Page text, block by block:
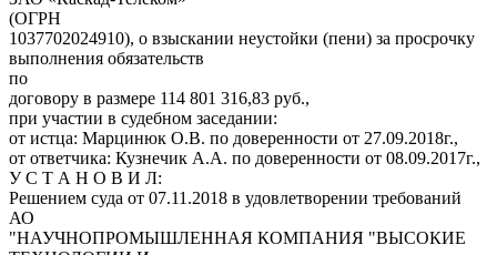
(ОГРН
1037702024910), о взыскании неустойки (пени) за просрочку
выполнения обязательств
по
договору в размере 114 801 316,83 руб.,
при участии в судебном заседании:
от истца: Марцинюк О.В. по доверенности от 27.09.2018г.,
от ответчика: Кузнечик А.А. по доверенности от 08.09.2017г.,
У С Т А Н О В И Л:
Решением суда от 07.11.2018 в удовлетворении требований
АО
"НАУЧНОПРОМЫШЛЕННАЯ КОМПАНИЯ "ВЫСОКИЕ